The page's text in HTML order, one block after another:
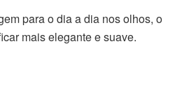
para o dia a dia nos olhos, o
mais elegante e suave.